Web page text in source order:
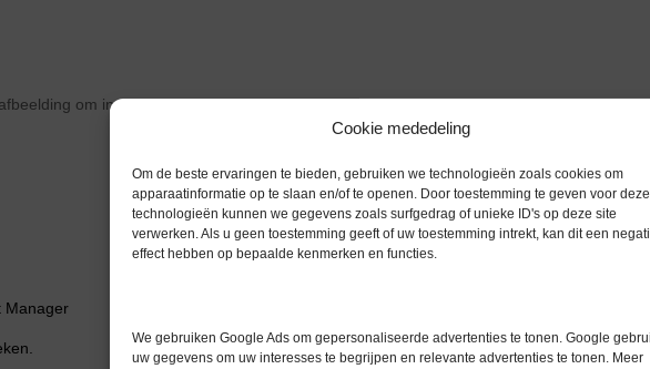
Cookie mededeling
Om de beste ervaringen te bieden, gebruiken we technologieën zoals cookies om
apparaatinformatie op te slaan en/of te openen. Door toestemming te geven voor deze
technologieën kunnen we gegevens zoals surfgedrag of unieke ID's op deze site
verwerken. Als u geen toestemming geeft of uw toestemming intrekt, kan dit een
effect hebben op bepaalde kenmerken en functies.
We gebruiken Google Ads om gepersonaliseerde advertenties te tonen. Google
uw gegevens om uw interesses te begrijpen en relevante advertenties te tonen. Meer
om in te zoomen
Manager
Extra informatie
Garantie 0 maanden